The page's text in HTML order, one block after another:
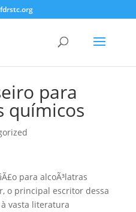
para
químicos
para alcoÃ³latras
o principal escritor dessa
vasta literatura